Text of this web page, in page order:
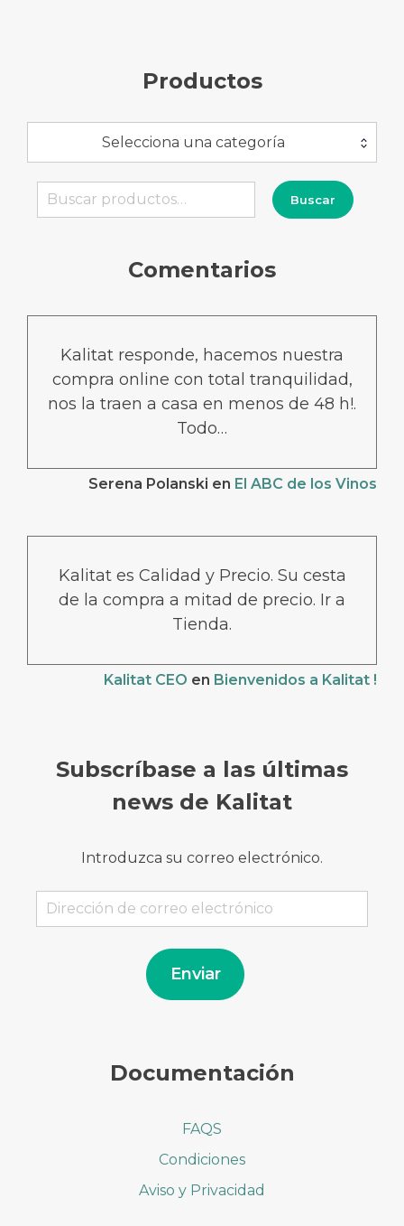
Productos
Selecciona una categoría
Buscar
Buscar
Comentarios
Kalitat responde, hacemos nuestra
compra online con total tranquilidad,
nos la traen a casa en menos de 48 h!.
Todo…
Serena Polanski en El ABC de los Vinos
Kalitat es Calidad y Precio. Su cesta
de la compra a mitad de precio. Ir a
Tienda.
Kalitat CEO en Bienvenidos a Kalitat !
Subscríbase a las últimas
news de Kalitat
Introduzca su correo electrónico.
Dirección
de
Enviar
Documentación
FAQS
Condiciones
Aviso y Privacidad